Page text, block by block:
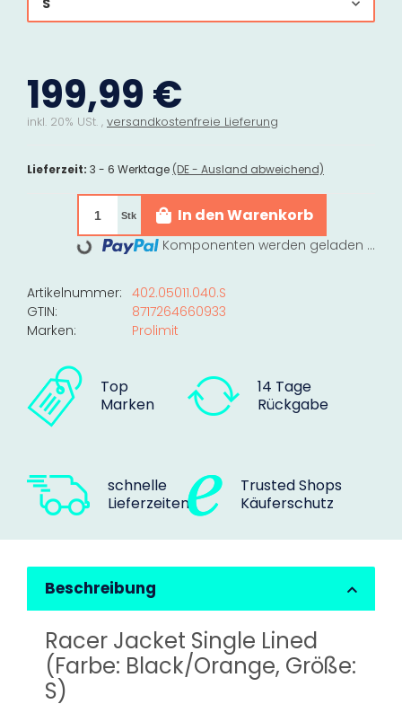
S
199,99 €
inkl. 20% USt. , versandkostenfreie Lieferung
Lieferzeit: 3 - 6 Werktage (DE - Ausland abweichend)
Stk In den Warenkorb
Loading... Komponenten werden geladen ...
Artikelnummer: 402.05011.040.S
GTIN:
8717264660933
Marken:
Prolimit
Top
Marken
14 Tage
Rückgabe
schnelle
Lieferzeiten
Trusted Shops
Käuferschutz
Beschreibung
Racer Jacket Single Lined
(Farbe: Black/Orange, Größe:
S)